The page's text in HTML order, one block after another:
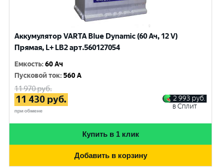
Аккумулятор VARTA Blue Dynamic (60 Ач, 12 V)
Прямая, L+ LB2 арт.560127054
Емкость:60 Ач
Пусковой ток:560 A
11 970руб.
11 430 руб.
при обмене
2 993 руб.
в Сплит
Купить в 1 клик
Добавить в корзину